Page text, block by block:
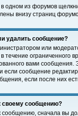
одном из форумов
внизу страниц
удалить сообщение?
или
течение ограниченного
вами
если сообщение
если после них
своему сообщению?
сообщению, сначала вы